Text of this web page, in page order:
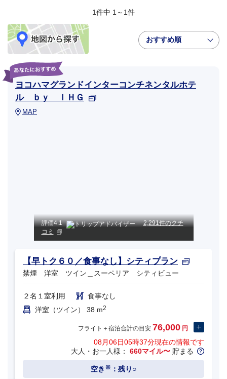
1件中 1～1件
おすすめ順
ヨコハマグランドインターコンチネンタルホテ
ル ｂｙ ＩＨＧ
MAP
評価4.1
2,291件のクチ
コミ
【早トク６０／食事なし】シティプラン
禁煙 洋室 ツイン＿スーペリア シティビュー
２名１室利用
食事なし
洋室（ツイン） 38 m2
フライト＋宿泊合計の目安 76,000 円
08月06日05時37分現在の情報です
大人・お一人様： 660マイル〜 貯まる
空き ※ ：残り○